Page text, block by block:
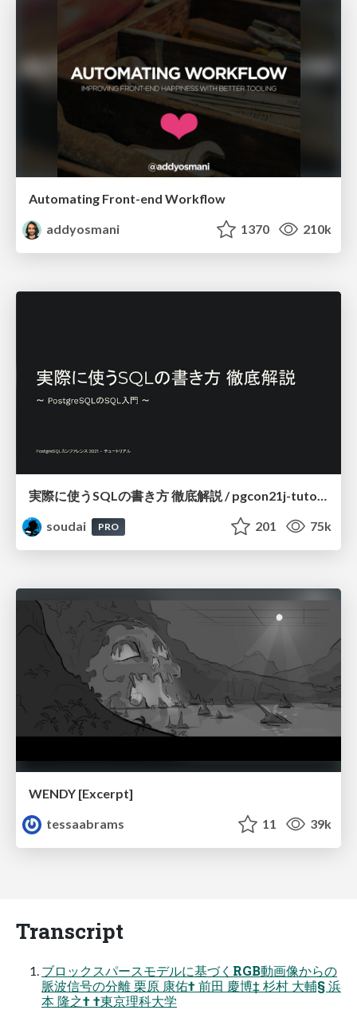
Automating Front-end Workflow
addyosmani
1370 210k
実際に使うSQLの書き方 徹底解説 / pgcon21j-tutorial
soudai
PRO 201 75k
WENDY [Excerpt]
tessaabrams
11 39k
Transcript
ブロックスパースモデルに基づくRGB動画像からの
脈波信号の分離 栗原 康佑† 前田 慶博‡ 杉村 大輔§ 浜
本 隆之† †東京理科大学